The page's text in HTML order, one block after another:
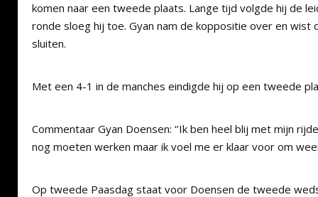
komen naar een tweede plaats. Lange tijd volgde hij de
ronde sloeg hij toe. Gyan nam de koppositie over en wist
sluiten.
Met een 4-1 in de manches eindigde hij op een tweede
Commentaar Gyan Doensen: ‘’Ik ben heel blij met mijn
nog moeten werken maar ik voel me er klaar voor om
Op tweede Paasdag staat voor Doensen de tweede